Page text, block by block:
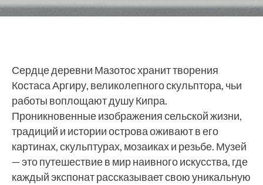
Сердце деревни Мазотос хранит творения
Костаса Аргиру, великолепного скульптора, чьи
работы воплощают душу Кипра.
Проникновенные изображения сельской жизни,
традиций и истории острова оживают в его
картинах, скульптурах, мозаиках и резьбе. Музей
— это путешествие в мир наивного искусства, где
каждый экспонат рассказывает свою уникальную